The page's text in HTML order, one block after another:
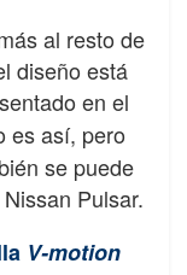
al resto de
diseño está
en el
es así, pero
se puede
Pulsar.
V-motion